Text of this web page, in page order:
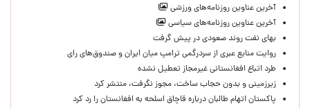
آخرین عناوین روزنامه‌های ورزشی
آخرین عناوین روزنامه‌های سیاسی
بهای نفت روند صعودی در پیش گرفت
روایت منابع عبری از سردرگمی ترامپ میان ایران و صندوق‌های رای
طرد اتباع افغانستانی غیرمجاز تعطیل نشده
زیرزمینی و بدون حجاب ساخت، مجوز نگرفت، منتشر کرد
پاکستان اتهام طالبان درباره قاچاق اسلحه به افغانستان را رد کرد